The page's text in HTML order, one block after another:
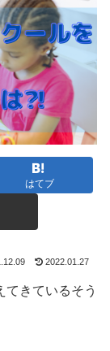
はてブ
2022.01.27
きているそう